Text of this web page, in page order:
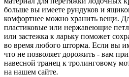
больше вы имеете рундуков и
комфортнее можно хранить вещи.
пластиковые или нержавеющие
или застежка к ларьку поможет
во время любого шторма. Если вы
что не позволяет дорожить - вам
навесной транец к тролинговому
на нашем сайте.